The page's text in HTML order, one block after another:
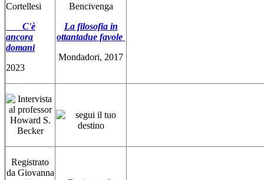
Cortellesi
C'è
ancora
domani
2023
Bencivenga
La filosofia in
ottantadue favole
Mondadori, 2017
Registrato
da Giovanna